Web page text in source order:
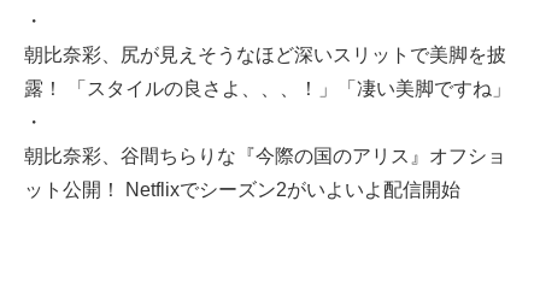
・
朝比奈彩、尻が見えそうなほど深いスリットで美脚を披
露！ 「スタイルの良さよ、、、！」「凄い美脚ですね」
・
朝比奈彩、谷間ちらりな『今際の国のアリス』オフショ
ット公開！ Netflixでシーズン2がいよいよ配信開始